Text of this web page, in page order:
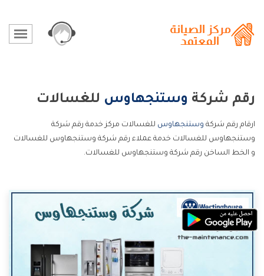
رقم شركة وستنجهاوس للغسالات
ارقام رقم شركة وستنجهاوس للغسالات مركز خدمة رقم شركة
وستنجهاوس للغسالات خدمة عملاء رقم شركة وستنجهاوس للغسالات
و الخط الساخن رقم شركة وستنجهاوس للغسالات.